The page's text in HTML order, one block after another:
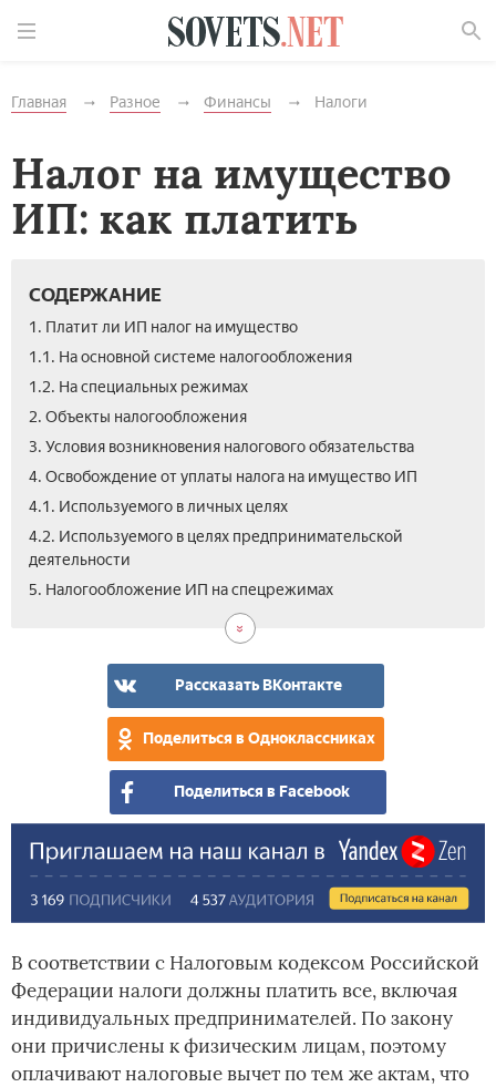
Главная Разное Финансы Налоги
Налог на имущество
ИП: как платить
СОДЕРЖАНИЕ
1. Платит ли ИП налог на имущество
1.1. На основной системе налогообложения
1.2. На специальных режимах
2. Объекты налогообложения
3. Условия возникновения налогового обязательства
4. Освобождение от уплаты налога на имущество ИП
4.1. Используемого в личных целях
4.2. Используемого в целях предпринимательской
деятельности
5. Налогообложение ИП на спецрежимах
Рассказать ВКонтакте
Поделиться в Одноклассниках
Поделиться в Facebook
В соответствии с Налоговым кодексом Российской
Федерации налоги должны платить все, включая
индивидуальных предпринимателей. По закону
они причислены к физическим лицам, поэтому
оплачивают налоговые вычет по тем же актам, что